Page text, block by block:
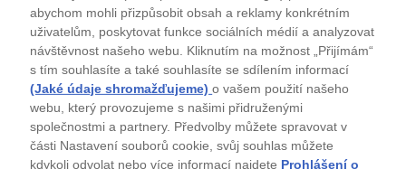
Ušetřete čas i peníze²
Nabízíme plány přizpůsobené vašemu rozpočtu a
tiskovým potřebám. Naše flexibilní plány vám
mohou ušetřit až 70%²na inkoustu. Některé plány
navíc obsahují i dodávky papíru. Je to chytrý
abychom mohli přizpůsobit obsah a reklamy konkrétním
uživatelům, poskytovat funkce sociálních médií a analyzovat
návštěvnost našeho webu. Kliknutím na možnost „Přijímám“
s tím souhlasíte a také souhlasíte se sdílením informací
(Jaké údaje shromažďujeme)o vašem použití našeho
webu, který provozujeme s našimi přidruženými
společnostmi a partnery. Předvolby můžete spravovat v
části Nastavení souborů cookie, svůj souhlas můžete
kdykoli odvolat nebo více informací najdete Prohlášení o